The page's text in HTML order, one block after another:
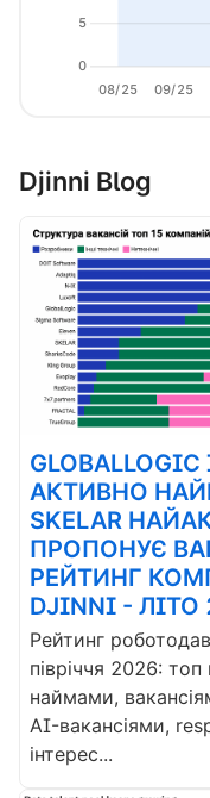
08/25 09/25
0
5
Djinni Blog
GLOBALLOGIC
АКТИВНО
SKELAR
ПРОПОНУЄ
РЕЙТИНГ
DJINNI - ЛІТО
Рейтинг
півріччя 2026: топ
наймами,
AI-вакансіями,
інтерес...